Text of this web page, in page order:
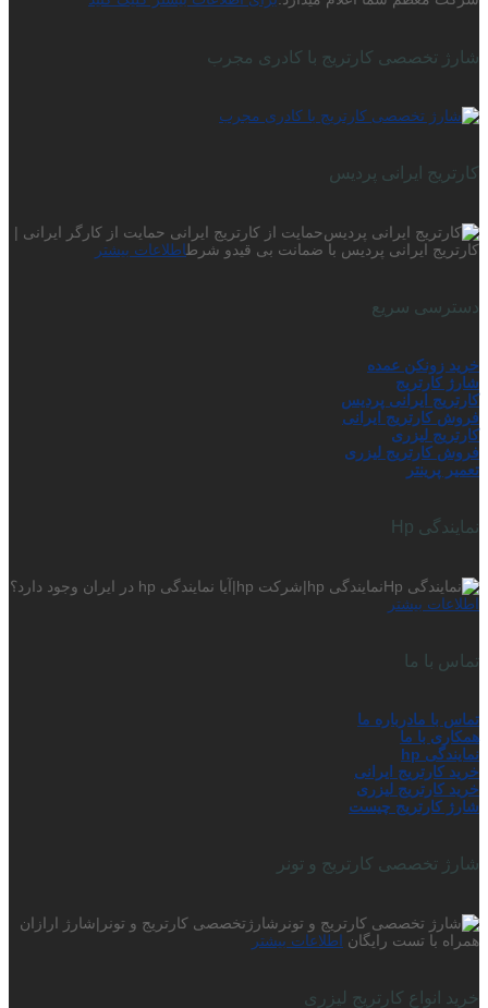
شارژ تخصصی کارتریج با کادری مجرب
کارتریج ایرانی پردیس
حمایت از کارتریج ایرانی حمایت از کارگر ایرانی |
کارتریج ایرانی پردیس با ضمانت بی قیدو شرطاطلاعات بیشتر
دسترسی سریع
خرید زونکن عمده
شارژ کارتریج
کارتریج ایرانی پردیس
فروش کارتریج ایرانی
کارتریج لیزری
فروش کارتریج لیزری
تعمیر پرینتر
نمایندگی Hp
نمایندگی hp|شرکت hp|آیا نمایندگی hp در ایران وجود دارد؟
اطلاعات بیشتر
تماس با ما
تماس با مادرباره ما
همکاری با ما
نمایندگی hp
خرید کارتریج ایرانی
خرید کارتریج لیزری
شارژ کارتریج چیست
شارژ تخصصی کارتریج و تونر
شارژتخصصی کارتریج و تونر|شارژ ارازان
همراه با تست رایگان
اطلاعات بیشتر
خرید انواع کارتریج لیزری